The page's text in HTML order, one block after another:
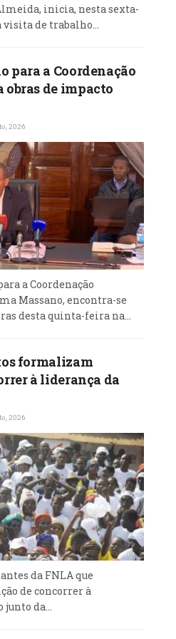
inicia, nesta sexta-
de trabalho...
para a Coordenação
de impacto
2026
a Coordenação
Massano, encontra-se
desta quinta-feira na...
formalizam
à liderança da
2026
da FNLA que
de concorrer à
da...